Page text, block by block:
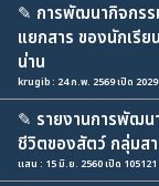
✎ การพัฒนากิจกรร
แยกสาร ของนักเรี
น่าน
krugib : 24 ก.พ. 2569 เปิด
✎ รายงานการพัฒน
ชีวิตของสัตว์ กลุ่มสา
แสน : 15 มิ.ย. 2560 เปิด